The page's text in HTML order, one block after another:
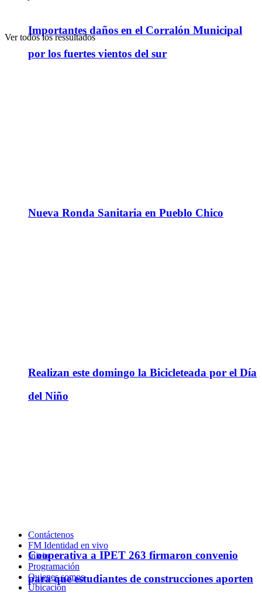
Importantes daños en el Corralón Municipal
por los fuertes vientos del sur
Nueva Ronda Sanitaria en Pueblo Chico
Realizan este domingo la Bicicleteada por el Día
del Niño
Cooperativa a IPET 263 firmaron convenio
para que estudiantes de construcciones aporten
Ver todos los ressultados
Contáctenos
FM Identidad en vivo
Inicio
Programación
Quienes somos
Ubicación